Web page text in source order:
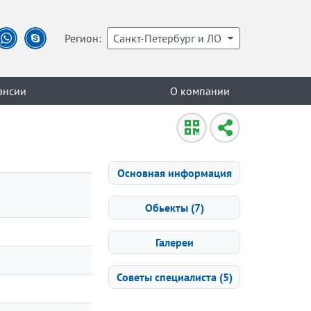
Регион: Санкт-Петербург и ЛО
О компании
Основная информация
Обьекты (7)
Галереи
Советы специалиста (5)